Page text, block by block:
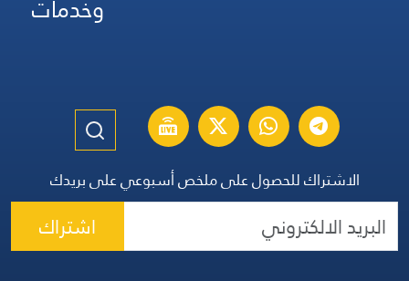
وخدمات
الاشتراك للحصول على ملخص أسبوعي على بريدك
اشتراك